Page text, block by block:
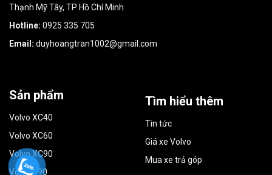
Thạnh Mỹ Tây, TP Hồ Chí Minh
Hotline: 0925 335 705
Email: duyhoangtran1002@gmail.com
Sản phẩm
Volvo XC40
Volvo XC60
Volvo XC90
Volvo S90
Tìm hiểu thêm
Tin tức
Giá xe Volvo
Mua xe trả góp